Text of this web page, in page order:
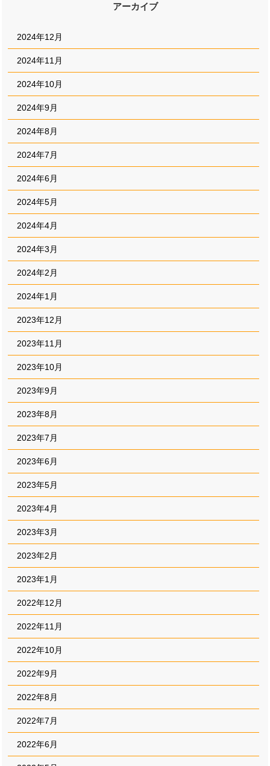
アーカイブ
2024年12月
2024年11月
2024年10月
2024年9月
2024年8月
2024年7月
2024年6月
2024年5月
2024年4月
2024年3月
2024年2月
2024年1月
2023年12月
2023年11月
2023年10月
2023年9月
2023年8月
2023年7月
2023年6月
2023年5月
2023年4月
2023年3月
2023年2月
2023年1月
2022年12月
2022年11月
2022年10月
2022年9月
2022年8月
2022年7月
2022年6月